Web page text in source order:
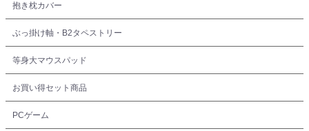
抱き枕カバー
ぶっ掛け軸・B2タペストリー
等身大マウスパッド
お買い得セット商品
PCゲーム